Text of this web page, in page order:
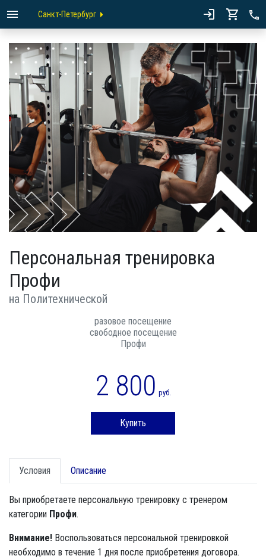
Санкт-Петербург
Персональная тренировка
Профи
на Политехнической
разовое посещение
свободное посещение
Профи
2 800 руб.
Купить
Условия Описание
Вы приобретаете персональную тренировку с тренером
категории Профи.
Внимание! Воспользоваться персональной тренировкой
необходимо в течение 1 дня после приобретения договора.